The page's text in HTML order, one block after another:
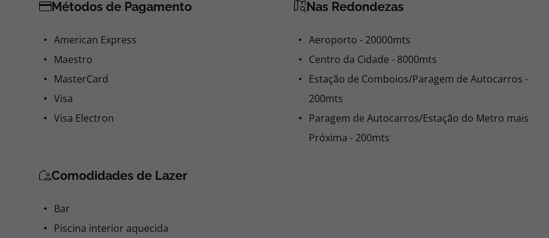
Métodos de Pagamento
American Express
Maestro
MasterCard
Visa
Visa Electron
Nas Redondezas
Aeroporto - 20000mts
Centro da Cidade - 8000mts
Estação de Comboios/Paragem de Autocarros -
200mts
Paragem de Autocarros/Estação do Metro mais
Próxima - 200mts
Comodidades de Lazer
Bar
Piscina interior aquecida